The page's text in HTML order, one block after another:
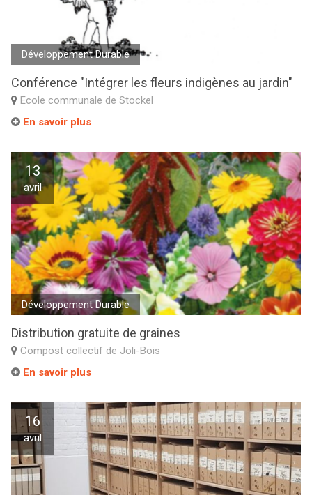
Développement Durable
Conférence "Intégrer les fleurs indigènes au jardin"
Ecole communale de Stockel
En savoir plus
13
avril
Développement Durable
Distribution gratuite de graines
Compost collectif de Joli-Bois
En savoir plus
16
avril